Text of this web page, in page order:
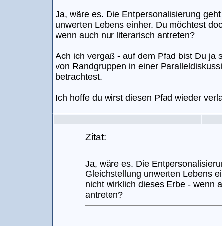
Ja, wäre es. Die Entpersonalisierung
unwerten Lebens einher. Du möchtest
wenn auch nur literarisch antreten?
Ach ich vergaß - auf dem Pfad bist Du ja
von Randgruppen in einer
betrachtest.
Ich hoffe du wirst diesen Pfad wieder
Zitat:
Ja, wäre es. Die
Gleichstellung unwerten Lebens
nicht wirklich dieses Erbe - wenn
antreten?